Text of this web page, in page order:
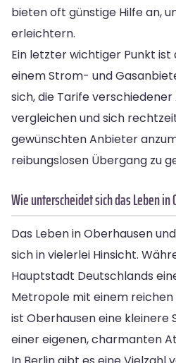
bieten oft günstige Hilfe an,
erleichtern.
Ein letzter wichtiger Punkt ist
einem Strom- und
sich, die Tarife
vergleichen und sich
gewünschten Anbieter
reibungslosen Übergang zu
Wie unterscheidet sich das Leben
Das Leben in Oberhausen
sich in vielerlei Hinsicht.
Hauptstadt Deutschlands
Metropole mit einem
ist Oberhausen eine kleinere
einer eigenen, charmanten